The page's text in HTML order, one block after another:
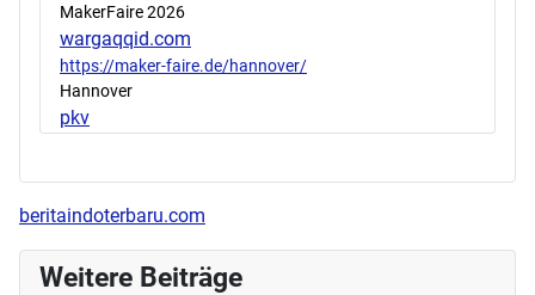
MakerFaire 2026
wargaqqid.com
https://maker-faire.de/hannover/
Hannover
pkv
beritaindoterbaru.com
Weitere Beiträge